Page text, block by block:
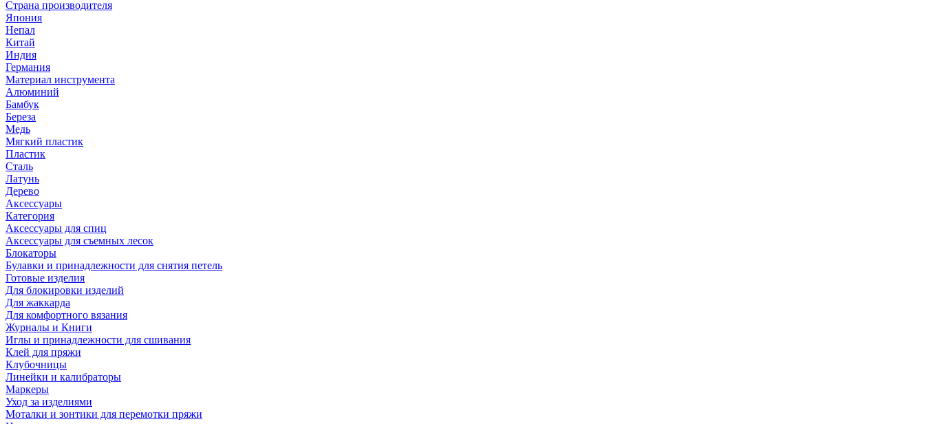
Страна производителя
Япония
Непал
Китай
Индия
Германия
Материал инструмента
Алюминий
Бамбук
Береза
Медь
Мягкий пластик
Пластик
Сталь
Латунь
Дерево
Аксессуары
Категория
Аксессуары для спиц
Аксессуары для съемных лесок
Блокаторы
Булавки и принадлежности для снятия петель
Готовые изделия
Для блокировки изделий
Для жаккарда
Для комфортного вязания
Журналы и Книги
Иглы и принадлежности для сшивания
Клей для пряжи
Клубочницы
Линейки и калибраторы
Маркеры
Уход за изделиями
Моталки и зонтики для перемотки пряжи